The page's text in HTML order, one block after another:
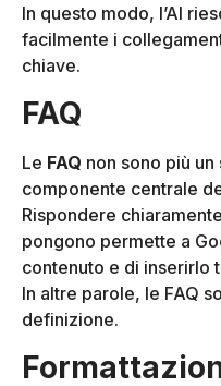
In questo modo, l’AI
facilmente i
chiave.
FAQ
Le FAQ non sono più
componente centrale
Rispondere
pongono permette a
contenuto e di inserirlo
In altre parole, le FAQ
definizione.